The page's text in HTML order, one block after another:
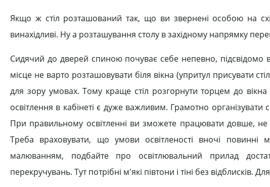
Якщо ж стіл розташований так, що ви звернені особою на
винахідливі. Ну а розташування столу в західному напрямку
Сидячий до дверей спиною почуває себе непевно, підсвідомо
місце не варто розташовувати біля вікна (упритул присувати
для зору умовах. Тому краще стіл розгорнути торцем до
освітлення в кабінеті є дуже важливим. Грамотно
При правильному освітленні ви зможете працювати довше, не
Треба враховувати, що умови освітленості вночі повинні
малюванням, подбайте про освітлювальний прилад
перекручувань. Тут потрібні м'які півтони і тіні без відблисків.